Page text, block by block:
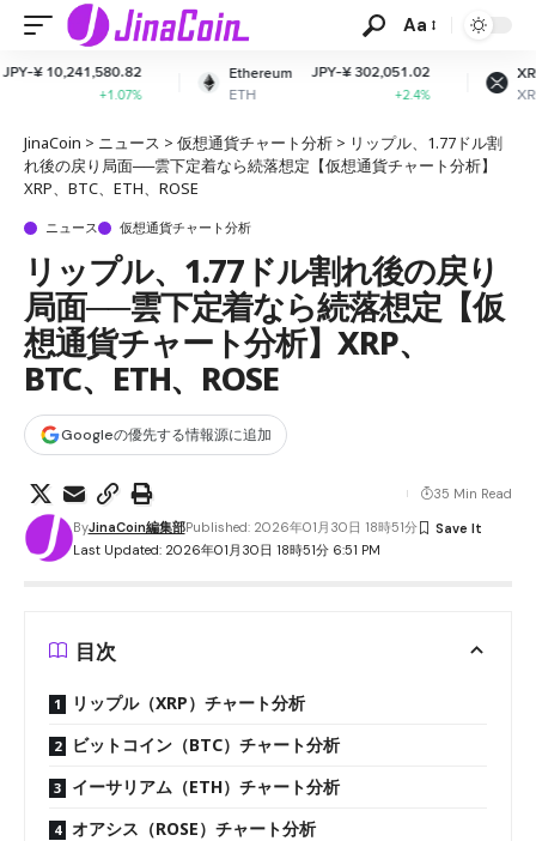
Aa
Ethereum
ETH
JPY-¥ 302,051.02
XRP
XRP
JPY-¥ 165.53
-1.73%
JinaCoin > ニュース > 仮想通貨チャート分析 > リップル、1.77ドル割
れ後の戻り局面──雲下定着なら続落想定【仮想通貨チャート分析】
XRP、BTC、ETH、ROSE
ニュース 仮想通貨チャート分析
リップル、1.77ドル割れ後の戻り
局面──雲下定着なら続落想定【仮
想通貨チャート分析】XRP、
BTC、ETH、ROSE
Googleの優先する情報源に追加
Last Updated: 2026年01月30日 18時51分 6:51 PM
ByJinaCoin編集部Published: 2026年01月30日 18時51分
35 Min Read
目次
リップル（XRP）チャート分析
ビットコイン（BTC）チャート分析
イーサリアム（ETH）チャート分析
オアシス（ROSE）チャート分析